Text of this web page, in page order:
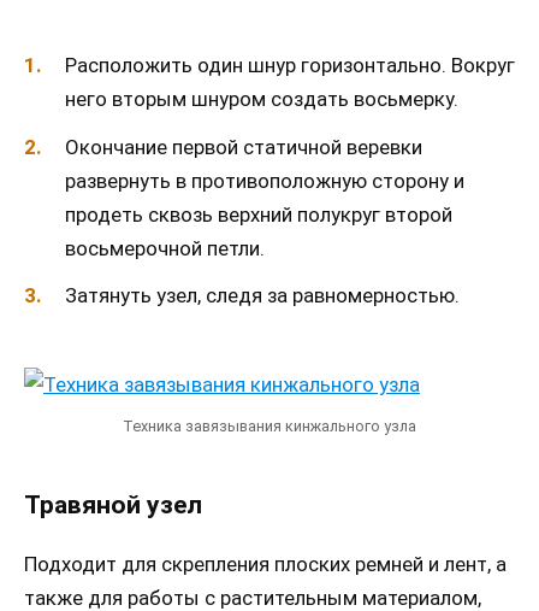
Расположить один шнур горизонтально. Вокруг
него вторым шнуром создать восьмерку.
Окончание первой статичной веревки
развернуть в противоположную сторону и
продеть сквозь верхний полукруг второй
восьмерочной петли.
Затянуть узел, следя за равномерностью.
Техника завязывания кинжального узла
Травяной узел
Подходит для скрепления плоских ремней и лент, а
также для работы с растительным материалом,